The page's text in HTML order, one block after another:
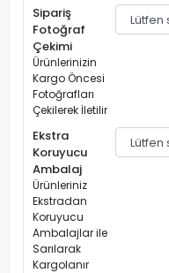
Sipariş
Fotoğraf
Çekimi
Ürünlerinizin
Kargo Öncesi
Fotoğrafları
Çekilerek İletilir
Ekstra
Koruyucu
Ambalaj
Ürünleriniz
Ekstradan
Koruyucu
Ambalajlar ile
Sarılarak
Kargolanır